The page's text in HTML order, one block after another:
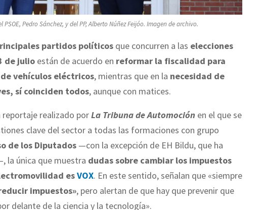
PSOE, Pedro Sánchez, y del PP, Alberto Núñez Feijóo. Imagen de archivo.
partidos políticos que concurren a las elecciones
de julio están de acuerdo en reformar la fiscalidad para
vehículos eléctricos, mientras que en la necesidad de
sí coinciden todos, aunque con matices.
realizado porLa Tribuna de Automoción en el que se
clave del sector a todas las formaciones con grupo
de los Diputados —con la excepción de EH Bildu, que ha
la única que muestra dudas sobre cambiar los impuestos
esVOX. En este sentido, señalan que «siempre
impuestos», pero alertan de que hay que prevenir que
delante de la ciencia y la tecnología».